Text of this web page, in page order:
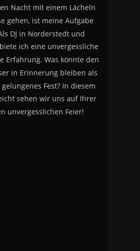
Nacht mit einem Lächeln
gehen, ist meine Aufgabe
DJ in Norderstedt und
ich eine unvergessliche
Erfahrung. Was könnte den
in Erinnerung bleiben als
Fest? In diesem
sehen wir uns auf Ihrer
unvergesslichen Feier!